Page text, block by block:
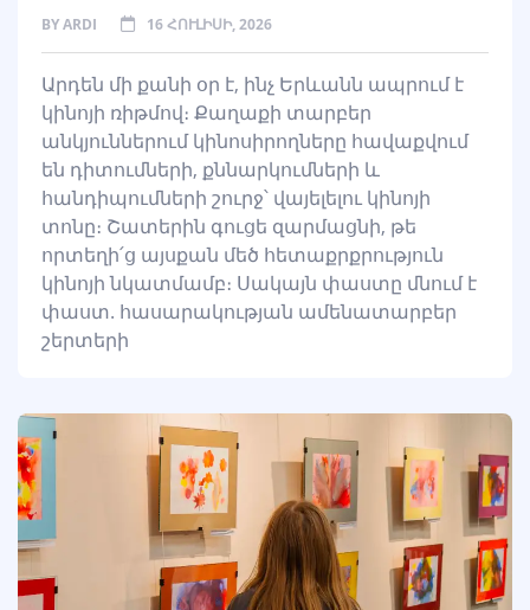
BYARDI 16 ՀՈՒԼԻՍԻ, 2026
Արդեն մի քանի օր է, ինչ Երևանն ապրում է
կինոյի ռիթմով։ Քաղաքի տարբեր
անկյուններում կինոսիրողները հավաքվում
են դիտումների, քննարկումների և
հանդիպումների շուրջ՝ վայելելու կինոյի
տոնը։ Շատերին գուցե զարմացնի, թե
որտեղի՛ց այսքան մեծ հետաքրքրություն
կինոյի նկատմամբ։ Սակայն փաստը մնում է
փաստ. հասարակության ամենատարբեր
շերտերի